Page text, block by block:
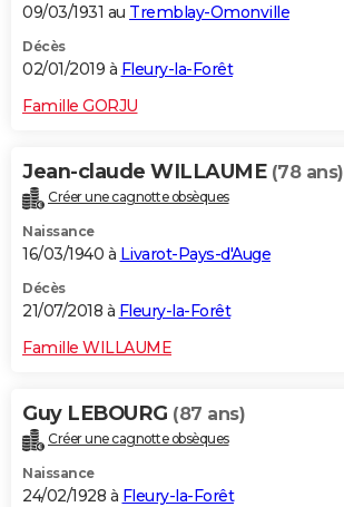
09/03/1931 au Tremblay-Omonville
Décès
02/01/2019 à Fleury-la-Forêt
Famille GORJU
Jean-claude WILLAUME (78 ans)
Créer une cagnotte obsèques
Naissance
16/03/1940 à Livarot-Pays-d'Auge
Décès
21/07/2018 à Fleury-la-Forêt
Famille WILLAUME
Guy LEBOURG (87 ans)
Créer une cagnotte obsèques
Naissance
24/02/1928 à Fleury-la-Forêt